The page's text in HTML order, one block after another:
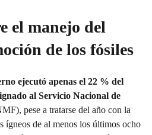
el manejo del
de los fósiles
ejecutó apenas el 22 % del
al Servicio Nacional de
pese a tratarse del año con la
ígneos de al menos los últimos ocho